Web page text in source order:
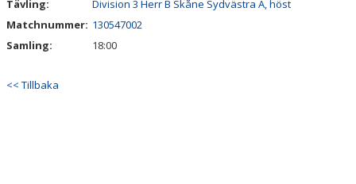
Tävling:
Division 3 Herr B Skåne Sydvästra A, höst
Matchnummer: 130547002
Samling:
18:00
<< Tillbaka